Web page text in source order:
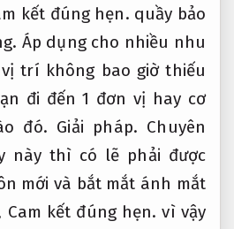
kết đúng hẹn. quầy bảo
Áp dụng cho nhiều nhu
trí không bao giờ thiếu
đi đến 1 đơn vị hay cơ
đó. Giải pháp. Chuyên
này thì có lẽ phải được
mới và bắt mắt ánh mắt
Cam kết đúng hẹn. vì vậy